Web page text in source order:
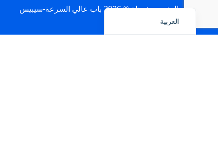
حقوق النشر محفوظة © 2026 باب عالي السرعة-سيبيس
العربية
English